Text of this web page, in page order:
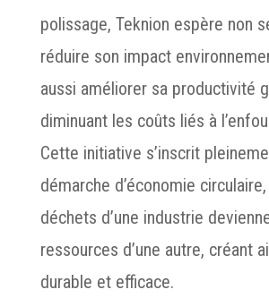
polissage, Teknion espère non
réduire son impact
aussi améliorer sa productivité
diminuant les coûts liés à
Cette initiative s’inscrit
démarche d’économie
déchets d’une industrie
ressources d’une autre, créant
durable et efficace.